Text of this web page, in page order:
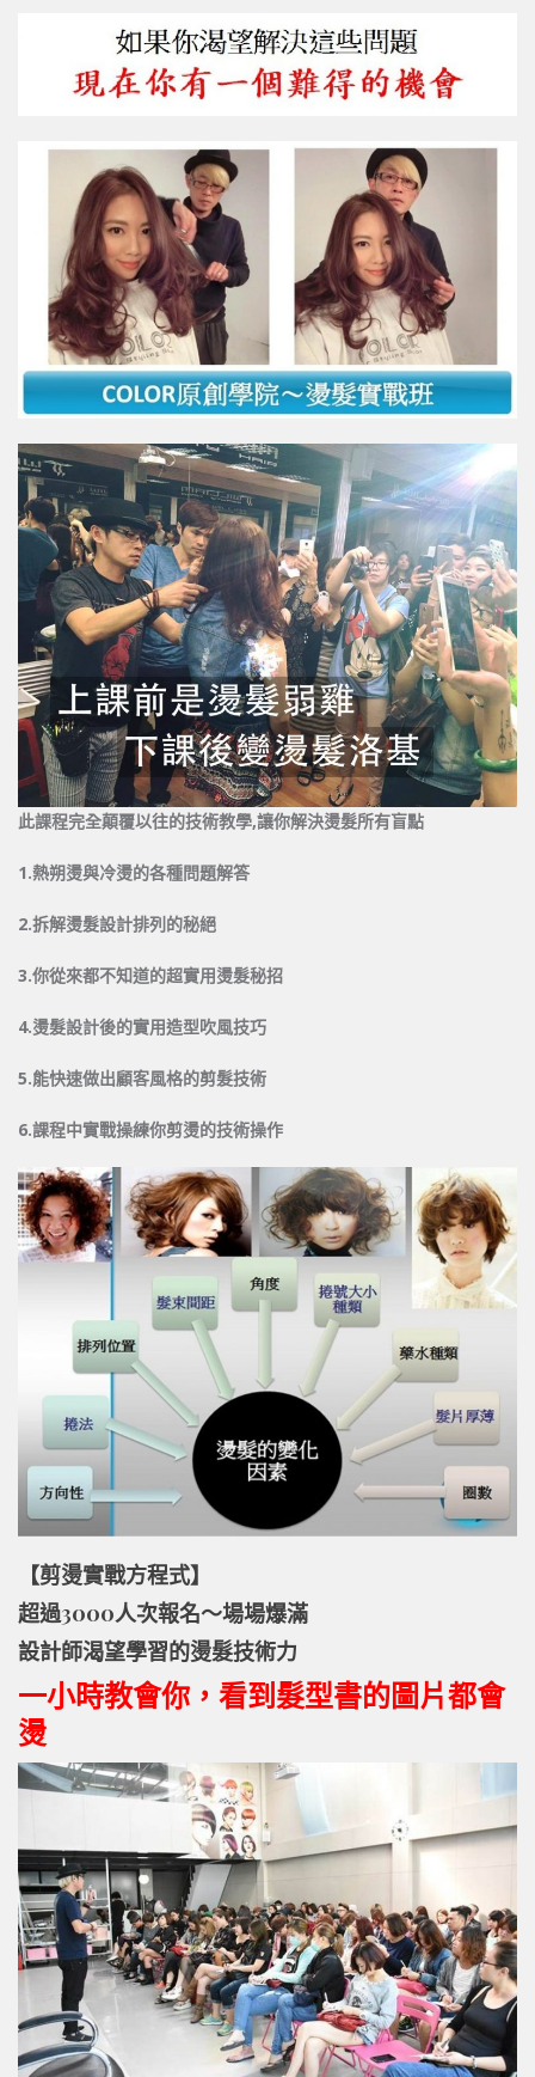
此課程完全顛覆以往的技術教學,讓你解決燙髮所有盲點
1.熱朔燙與冷燙的各種問題解答
2.拆解燙髮設計排列的秘絕
3.你從來都不知道的超實用燙髮秘招
4.燙髮設計後的實用造型吹風技巧
5.能快速做出顧客風格的剪髮技術
6.課程中實戰操練你剪燙的技術操作
【剪燙實戰方程式】
超過3000人次報名～場場爆滿
設計師渴望學習的燙髮技術力
一小時教會你 ， 看到髮型書的圖片都會
燙